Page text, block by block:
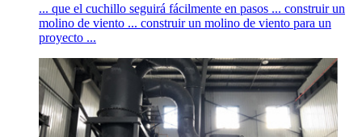
... que el cuchillo seguirá fácilmente en pasos ... construir un
molino de viento ... construir un molino de viento para un
proyecto ...